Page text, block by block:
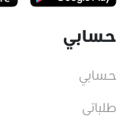
حسابي
حسابي
طلباتي